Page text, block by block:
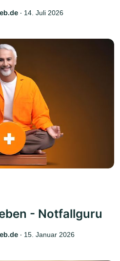
‧ 14. Juli 2026
- Notfallguru
‧ 15. Januar 2026